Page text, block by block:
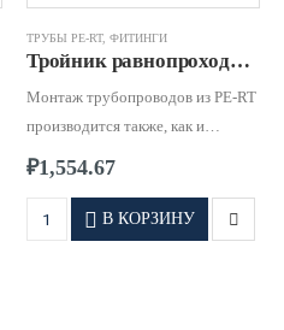
ТРУБЫ PE-RT, ФИТИНГИ
Тройник равнопроходной электросварной от d.25 – 160 SDR 6 – 11 PE-RT
Монтаж трубопроводов из PE-RT
производится также, как и
соединение обычных
полиэтиленовых труб – методом
фланцевого соединения, сварки
встык либо при помощи литых
₽1,554.67
В КОРЗИНУ